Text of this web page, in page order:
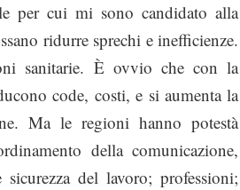
per cui mi sono candidato alla
ridurre sprechi e inefficienze.
sanitarie. È ovvio che con la
code, costi, e si aumenta la
Ma le regioni hanno potestà
della comunicazione,
del lavoro; professioni;